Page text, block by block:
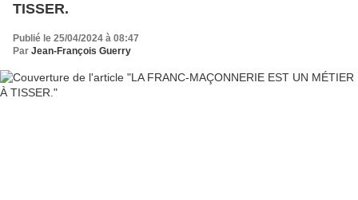
TISSER.
Publié le 25/04/2024 à 08:47
Par Jean-François Guerry